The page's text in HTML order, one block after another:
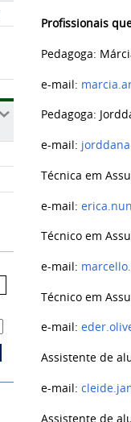
Profissionais
Pedagoga:
e-mail:
Pedagoga:
e-mail:
Técnica em
e-mail:
Técnico em
e-mail:
Técnico em
e-mail:
Assistente de
e-mail:
Assistente de